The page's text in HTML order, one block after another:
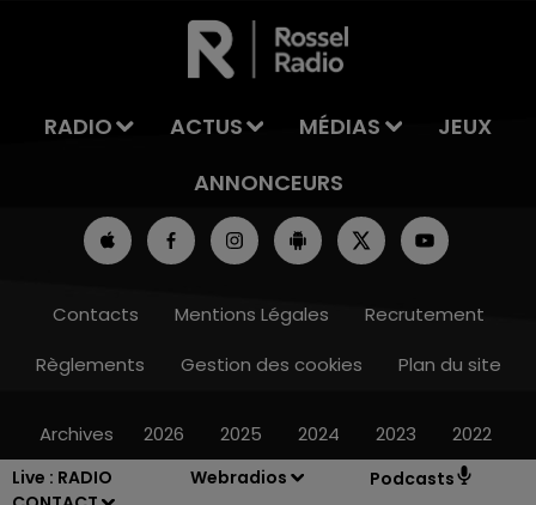
Live : RADIO
Webradios Podcasts
LA TEAM DU WEEK-END
RADIO ACTUS MÉDIAS
JEUX
ANNONCEURS
Contacts Mentions Légales
Recrutement
Règlements
Gestion des cookies Plan du site
Archives 2026 2025 2024 2023 2022